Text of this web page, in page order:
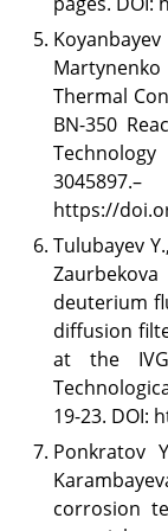
Thermal
BN-350
https://
Tulubayev
deuterium
diffusion
at the
19-23. DOI:
Ponkratov
corrosion